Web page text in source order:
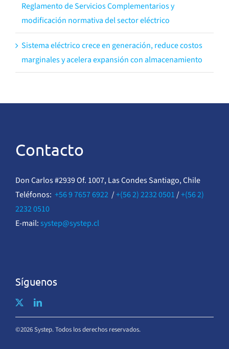
Reglamento de Servicios Complementarios y
modificación normativa del sector eléctrico
Sistema eléctrico crece en generación, reduce costos
marginales y acelera expansión con almacenamiento
Contacto
Don Carlos #2939 Of. 1007, Las Condes Santiago, Chile
Teléfonos: +56 9 7657 6922/+(56 2) 2232 0501/+(56 2)
2232 0510
E-mail: systep@systep.cl
Síguenos
©2026 Systep. Todos los derechos reservados.